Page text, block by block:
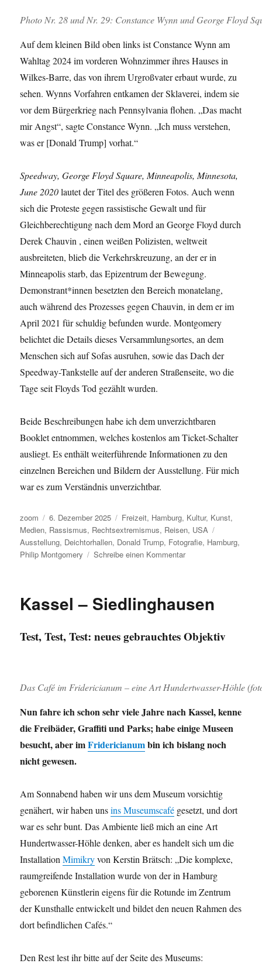
Photo Nr. 28 und Nr. 29: Constance Wynn und George Floyd
Auf dem kleinen Bild oben links ist Constance Wynn am
Wahltag 2024 im vorderen Wohnzimmer ihres Hauses in
Wilkes-Barre, das von ihrem Urgroßvater erbaut wurde, zu
sehen. Wynns Vorfahren entkamen der Sklaverei, indem sie
vor dem Bürgerkrieg nach Pennsylvania flohen. „Das macht
mir Angst“, sagte Constance Wynn. „Ich muss verstehen,
was er [Donald Trump] vorhat.“
Speedway, George Floyd Square, Minneapolis, Minnesota,
June 2020lautet der Titel des größeren Fotos. Auch wenn
sich die Proteste gegen rassistische Gewalt und für
Gleichberechtigung nach dem Mord an George Floyd durch
Derek Chauvin , einen weißen Polizisten, weltweit
ausbreiteten, blieb die Verkehrskreuzung, an der er in
Minneapolis starb, das Epizentrum der Bewegung.
Demonstrant*innen besetzten den Bereich monatelang,
auch während des Prozesses gegen Chauvin, in dem er im
April 2021 für schuldig befunden wurde. Montgomery
belichtet die Details dieses Versammlungsortes, an dem
Menschen sich auf Sofas ausruhen, sowie das Dach der
Speedway-Tankstelle auf der anderen Straßenseite, wo die
Tage seit Floyds Tod gezählt wurden.
Beide Beschreibungen habe ich dem unverzichtbaren
Booklet entnommen, welches kostenlos am Ticket-Schalter
ausliegt. Es enthält weiterführende Informationen zu den
einzelnen Bereichen und Bildern der Ausstellung. Für mich
war es zum Verständnis unverzichtbar.
Autor
zoom
Veröffentlicht
am
6. Dezember 2025 Kategorien
Freizeit, Hamburg, Kultur, Kunst,
Medien, Rassismus, Rechtsextremismus, Reisen, USA
Ausstellung, Deichtorhallen, Donald Trump, Fotografie, Hamburg,
Philip Montgomery
Schreibe einen Kommentarzu
American
den
Kassel – Siedlinghausen
Test, Test, Test: neues gebrauchtes Objektiv
Das Café im Fridericianum – eine Art Hundertwasser-Höhle
Nun fahre ich schon sehr viele Jahre nach Kassel, kenne
die Freibäder, Graffiti und Parks; habe einige Museen
besucht, aber imFridericianumbin ich bislang noch
nicht gewesen.
Am Sonnabend haben wir uns dem Museum vorsichtig
genähert, wir haben unsins Museumscafé gesetzt, und dort
war es sehr bunt. Das Ambiente ließ mich an eine Art
Hundertwasser-Höhle denken, aber es handelt sich um die
InstallationMimikryvon Kerstin Brätsch: „Die komplexe,
raumgreifende Installation wurde von der in Hamburg
geborenen Künstlerin eigens für die Rotunde im Zentrum
der Kunsthalle entwickelt und bildet den neuen Rahmen des
dort befindlichen Cafés.“
Den Rest lest ihr bitte auf der Seite des Museums: